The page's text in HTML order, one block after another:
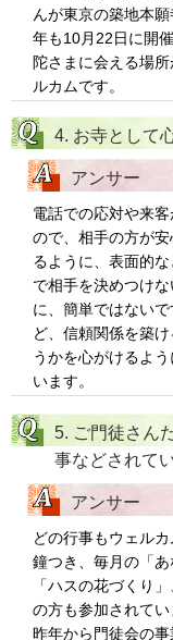
んが東京の築地本
年も10月22日に開
陀さまに会える場
ルカムです。
4. お寺として
アンサー
電話での応対や来
ので、相手の方が安
るように、表面的な
で相手を決めつけな
に、簡単ではないで
ど、信頼関係を築
うかを心がけるよう
います。
5. ご門徒さん
事などされて
アンサー
どの行事もウェル
鐘つき、毎月の「
「ハスの花づくり
の方も参加されてい
昨年から門徒会の